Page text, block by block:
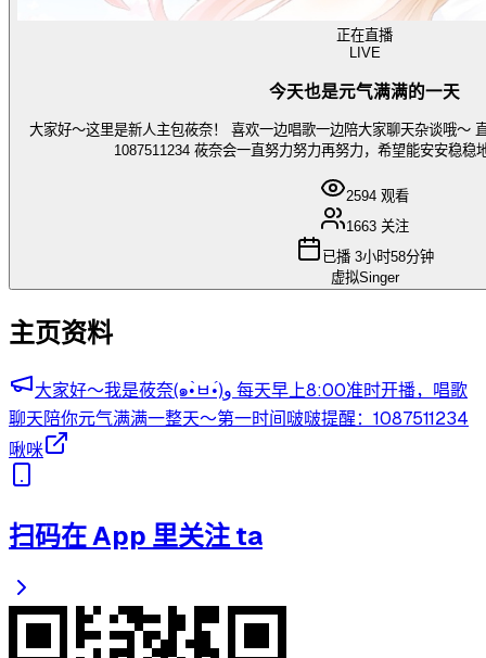
正在直播
LIVE
今天也是元气满满的一天
大家好～这里是新人主包莜奈！ 喜欢一边唱歌一边陪大家聊天杂谈哦～
1087511234 莜奈会一直努力努力再努力，希望能安安稳稳
2594 观看
1663 关注
已播 3小时58分钟
虚拟Singer
主页资料
大家好～我是莜奈(๑•̀ㅂ•́)و 每天早上8:00准时开播，唱歌
聊天陪你元气满满一整天～第一时间啵啵提醒：1087511234
啾咪
扫码在 App 里关注 ta